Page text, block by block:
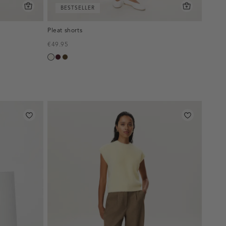
BESTSELLER
Pleat shorts
€49.95
creme,
pruim,
toffee